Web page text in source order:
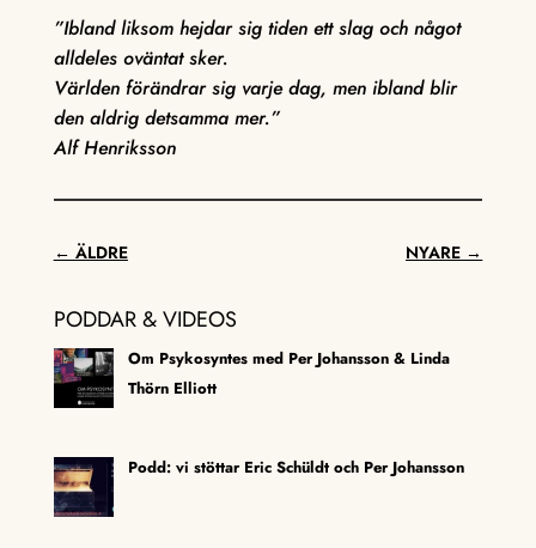
”Ibland liksom hejdar sig tiden ett slag och något
alldeles oväntat sker.
Världen förändrar sig varje dag, men ibland blir
den aldrig detsamma mer.”
Alf Henriksson
← ÄLDRE NYARE →
PODDAR & VIDEOS
Om Psykosyntes med Per Johansson & Linda
Thörn Elliott
Podd: vi stöttar Eric Schüldt och Per Johansson